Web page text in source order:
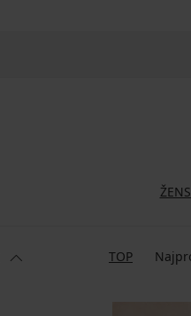
TOP